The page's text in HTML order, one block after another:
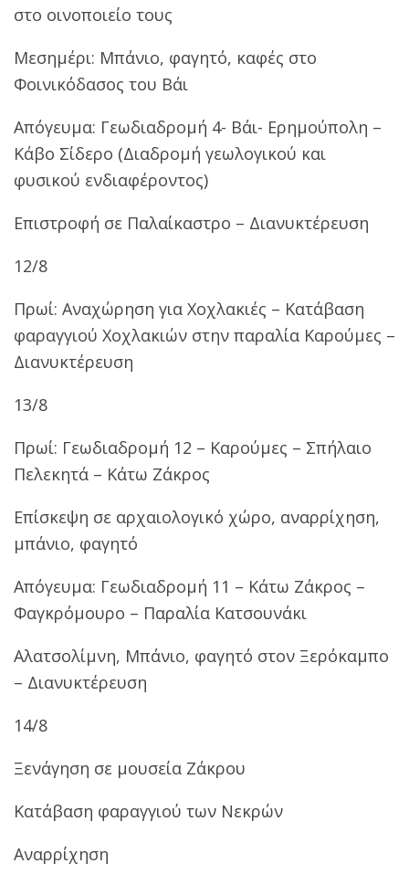
στο οινοποιείο τους
Μεσημέρι: Μπάνιο, φαγητό, καφές στο
Φοινικόδασος του Βάι
Απόγευμα: Γεωδιαδρομή 4- Βάι- Ερημούπολη –
Κάβο Σίδερο (Διαδρομή γεωλογικού και
φυσικού ενδιαφέροντος)
Επιστροφή σε Παλαίκαστρο – Διανυκτέρευση
12/8
Πρωί: Αναχώρηση για Χοχλακιές – Κατάβαση
φαραγγιού Χοχλακιών στην παραλία Καρούμες –
Διανυκτέρευση
13/8
Πρωί: Γεωδιαδρομή 12 – Καρούμες – Σπήλαιο
Πελεκητά – Κάτω Ζάκρος
Επίσκεψη σε αρχαιολογικό χώρο, αναρρίχηση,
μπάνιο, φαγητό
Απόγευμα: Γεωδιαδρομή 11 – Κάτω Ζάκρος –
Φαγκρόμουρο – Παραλία Κατσουνάκι
Αλατσολίμνη, Μπάνιο, φαγητό στον Ξερόκαμπο
– Διανυκτέρευση
14/8
Ξενάγηση σε μουσεία Ζάκρου
Κατάβαση φαραγγιού των Νεκρών
Αναρρίχηση